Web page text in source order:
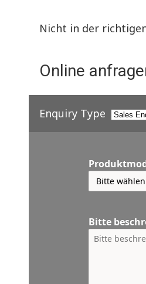
Nicht in der
Online
Enquiry Type
Bitte